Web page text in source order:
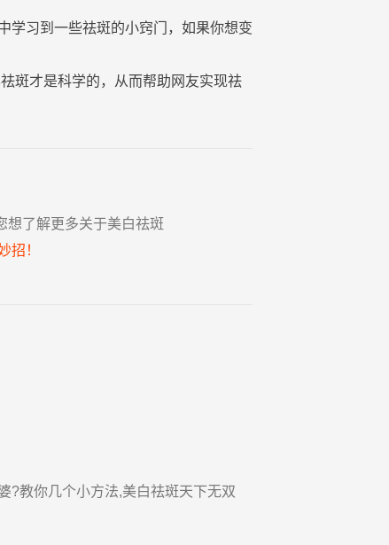
学习到一些祛斑的小窍门，如果你想变
斑才是科学的，从而帮助网友实现祛
想了解更多关于美白祛斑
招！
?教你几个小方法,美白祛斑天下无双